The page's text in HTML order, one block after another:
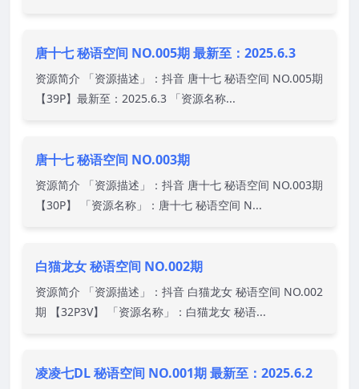
唐十七 秘语空间 NO.005期 最新至：2025.6.3
资源简介 「资源描述」：抖音 唐十七 秘语空间 NO.005期
【39P】最新至：2025.6.3 「资源名称...
唐十七 秘语空间 NO.003期
资源简介 「资源描述」：抖音 唐十七 秘语空间 NO.003期
【30P】 「资源名称」：唐十七 秘语空间 N...
白猫龙女 秘语空间 NO.002期
资源简介 「资源描述」：抖音 白猫龙女 秘语空间 NO.002
期 【32P3V】 「资源名称」：白猫龙女 秘语...
凌凌七DL 秘语空间 NO.001期 最新至：2025.6.2